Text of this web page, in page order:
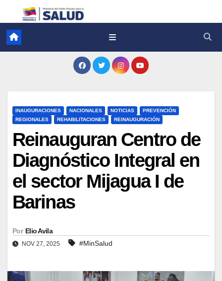
INAUGURACIONES NACIONALES NOTICIAS
PREVENCIÓN
REGIONALES
REHABILITACIONES REINAUGURACIÓN
Reinauguran Centro de
Diagnóstico Integral en
el sector Mijagua I de
Barinas
Por Elio Avila
NOV 27, 2025 #MinSalud